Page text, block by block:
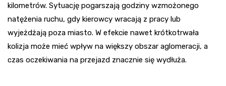
kilometrów. Sytuację pogarszają godziny wzmożonego
natężenia ruchu, gdy kierowcy wracają z pracy lub
wyjeżdżają poza miasto. W efekcie nawet krótkotrwała
kolizja może mieć wpływ na większy obszar aglomeracji, a
czas oczekiwania na przejazd znacznie się wydłuża.